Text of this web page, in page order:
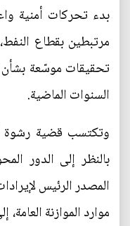
بدء تحركات أمنية
مرتبطين بقطاع
تحقيقات موسّعة بشأن
السنوات الماضية.
وتكتسب قضية رشوة
بالنظر إلى الدور
موارد الموازنة